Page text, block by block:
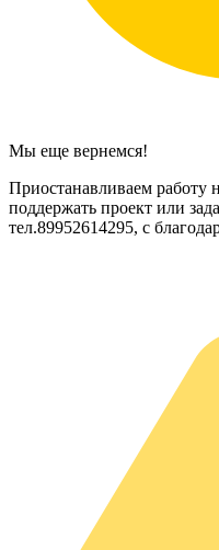
Мы еще вернемся!
Приостанавливаем работу
поддержать проект или
тел.89952614295, с